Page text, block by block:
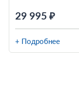
29 995 ₽
+ Подробнее